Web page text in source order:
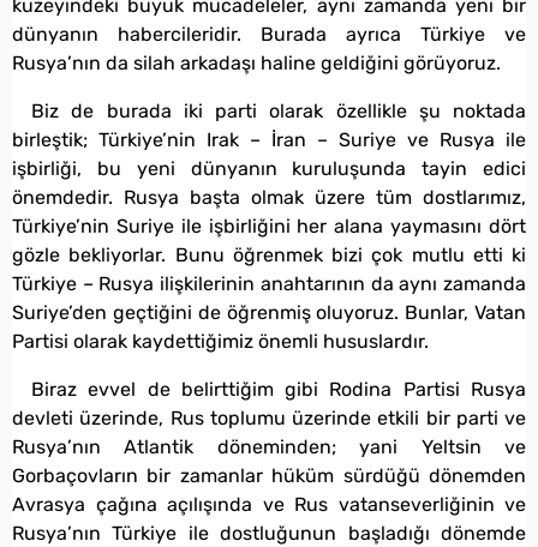
kuzeyindeki büyük mücadeleler, aynı zamanda yeni bir
dünyanın habercileridir. Burada ayrıca Türkiye ve
Rusya’nın da silah arkadaşı haline geldiğini görüyoruz.
Biz de burada iki parti olarak özellikle şu noktada
birleştik; Türkiye’nin Irak – İran – Suriye ve Rusya ile
işbirliği, bu yeni dünyanın kuruluşunda tayin edici
önemdedir. Rusya başta olmak üzere tüm dostlarımız,
Türkiye’nin Suriye ile işbirliğini her alana yaymasını dört
gözle bekliyorlar. Bunu öğrenmek bizi çok mutlu etti ki
Türkiye – Rusya ilişkilerinin anahtarının da aynı zamanda
Suriye’den geçtiğini de öğrenmiş oluyoruz. Bunlar, Vatan
Partisi olarak kaydettiğimiz önemli hususlardır.
Biraz evvel de belirttiğim gibi Rodina Partisi Rusya
devleti üzerinde, Rus toplumu üzerinde etkili bir parti ve
Rusya’nın Atlantik döneminden; yani Yeltsin ve
Gorbaçovların bir zamanlar hüküm sürdüğü dönemden
Avrasya çağına açılışında ve Rus vatanseverliğinin ve
Rusya’nın Türkiye ile dostluğunun başladığı dönemde